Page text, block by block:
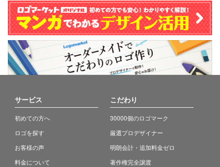
サービス
初めての方へ
ロゴを探す
お客様の声
料金について
こだわり
30000個のロゴマーク
厳選プロデザイナー
明朗会計・追加料金ゼロ
著作権完全譲渡